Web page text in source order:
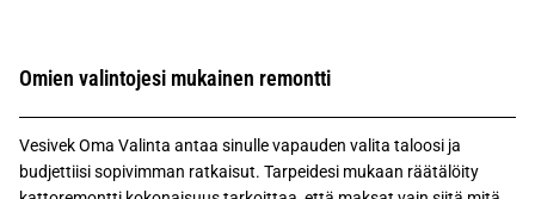
Omien valintojesi mukainen remontti
Vesivek Oma Valinta antaa sinulle vapauden valita taloosi ja
budjettiisi sopivimman ratkaisut. Tarpeidesi mukaan räätälöity